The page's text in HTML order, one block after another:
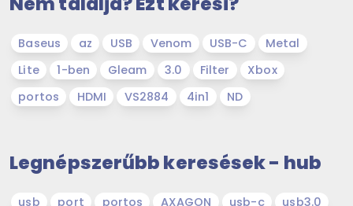
Baseus az USB Venom USB-C
Metal
Lite
1-ben Gleam 3.0 Filter
Xbox
portos
HDMI VS2884 4in1 ND
Legnépszerűbb keresések - hub
usb port portos AXAGON usb-c
usb3.0